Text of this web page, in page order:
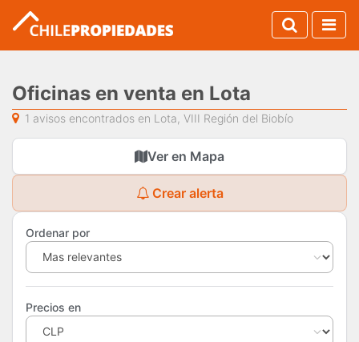
Oficinas en venta en Lota
1 avisos encontrados en Lota, VIII Región del Biobío
Ver en Mapa
Crear alerta
Ordenar por
Precios en